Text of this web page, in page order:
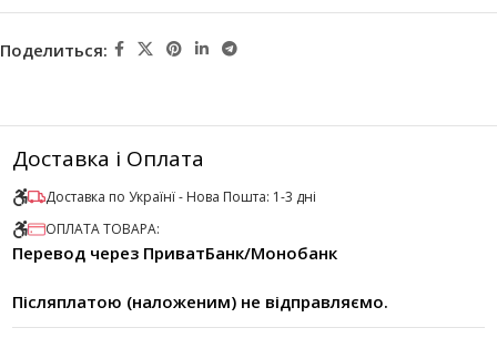
Поделиться:
Доставка і Оплата
Доставка по Українї - Нова Пошта: 1-3 дні
ОПЛАТА ТОВАРА:
Перевод через ПриватБанк/Монобанк
Післяплатою (наложеним) не відправляємо.